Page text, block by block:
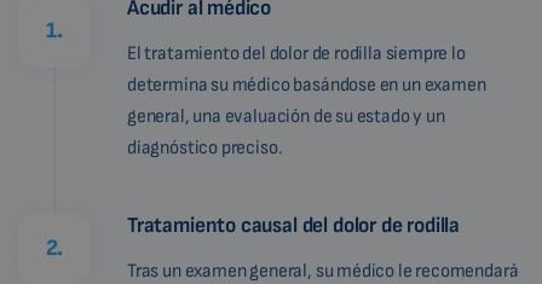
1.
Acudir al médico
El tratamiento del dolor de rodilla siempre lo
determina su médico basándose en un examen
general, una evaluación de su estado y un
diagnóstico preciso.
2.
Tratamiento causal del dolor de rodilla
Tras un examen general, su médico le recomendará